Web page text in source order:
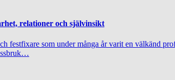
relationer och självinsikt
festfixare som under många år varit en välkänd